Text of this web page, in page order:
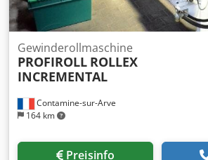
Contamine-sur-Arve
164 km
Gewinderollmaschine
PROFIROLL ROLLEX
INCREMENTAL
Preisinfo